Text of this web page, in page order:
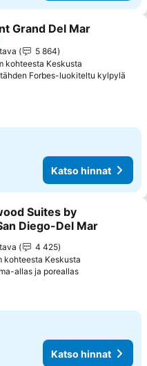
suosikkeihin
Grand Del Mar
5 864
kohteesta Keskusta
Forbes-luokiteltu kylpylä
Katso hinnat
suosikkeihin
Suites by
Diego-Del Mar
4 425
kohteesta Keskusta
allas ja poreallas
Katso hinnat